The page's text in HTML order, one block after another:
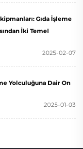
Gıda İşleme
İki Temel
2025-02-07
Yolculuğuna Dair On
2025-01-03